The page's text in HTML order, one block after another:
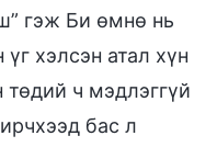
гэж Би өмнө нь
хэлсэн атал хүн
ч мэдлэггүй
бас л